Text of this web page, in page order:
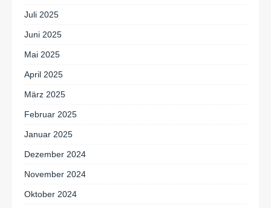
Juli 2025
Juni 2025
Mai 2025
April 2025
März 2025
Februar 2025
Januar 2025
Dezember 2024
November 2024
Oktober 2024